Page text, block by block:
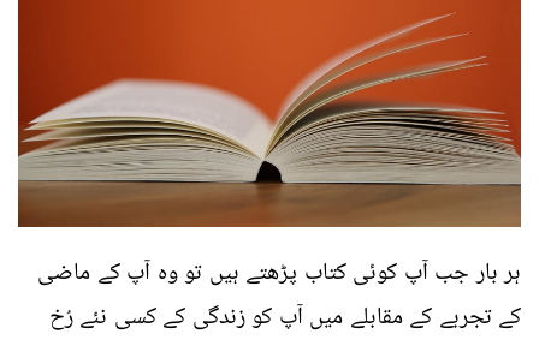
ہر بار جب آپ کوئی کتاب پڑھتے ہیں تو وہ آپ کے ماضی
کے تجربے کے مقابلے میں آپ کو زندگی کے کسی نئے رُخ